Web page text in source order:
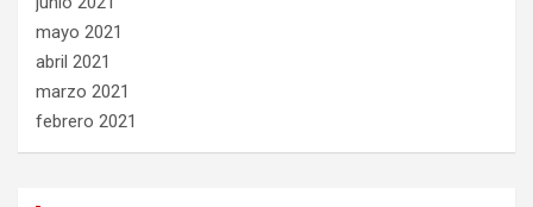
mayo 2021
abril 2021
marzo 2021
febrero 2021